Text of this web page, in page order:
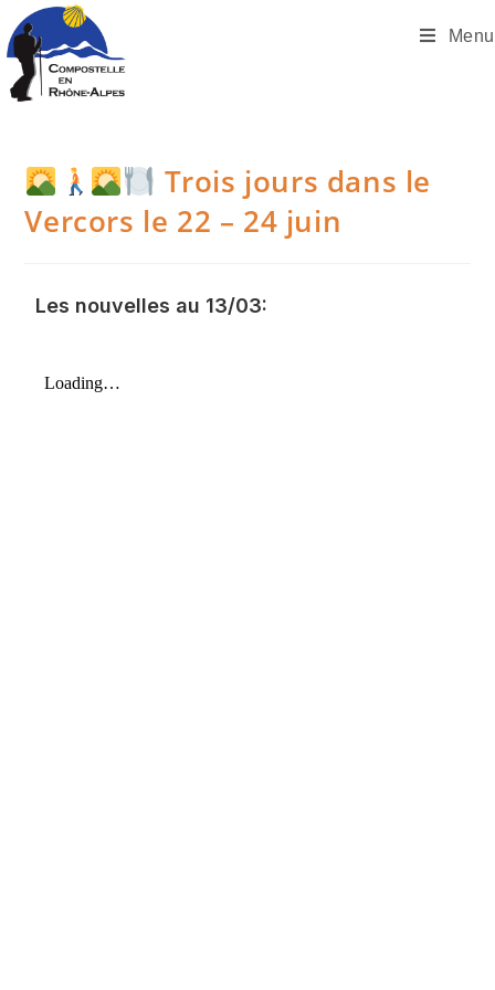
Menu
Trois jours dans le
Vercors le 22 – 24 juin
Les nouvelles au 13/03: